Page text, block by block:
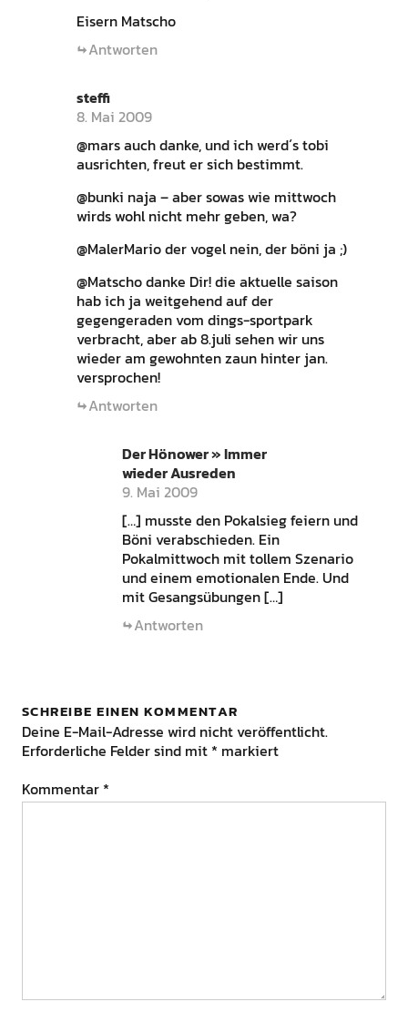
Eisern Matscho
Antworten
steffi
8. Mai 2009
@mars auch danke, und ich werd´s tobi
ausrichten, freut er sich bestimmt.
@bunki naja – aber sowas wie mittwoch
wirds wohl nicht mehr geben, wa?
@MalerMario der vogel nein, der böni ja ;)
@Matscho danke Dir! die aktuelle saison
hab ich ja weitgehend auf der
gegengeraden vom dings-sportpark
verbracht, aber ab 8.juli sehen wir uns
wieder am gewohnten zaun hinter jan.
versprochen!
Antworten
Der Hönower » Immer
wieder Ausreden
9. Mai 2009
[…] musste den Pokalsieg feiern und
Böni verabschieden. Ein
Pokalmittwoch mit tollem Szenario
und einem emotionalen Ende. Und
mit Gesangsübungen […]
Antworten
SCHREIBE EINEN KOMMENTAR
Deine E-Mail-Adresse wird nicht veröffentlicht.
Erforderliche Felder sind mit * markiert
Kommentar *